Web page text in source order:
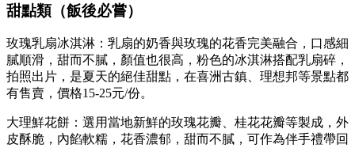
甜點類（飯後必嘗）
玫瑰乳扇冰淇淋：乳扇的奶香與玫瑰的花香完美融合，口感細
膩順滑，甜而不膩，顏值也很高，粉色的冰淇淋搭配乳扇碎，
拍照出片，是夏天的絕佳甜點，在喜洲古鎮、理想邦等景點都
有售賣，價格15-25元/份。
大理鮮花餅：選用當地新鮮的玫瑰花瓣、桂花花瓣等製成，外
皮酥脆，內餡軟糯，花香濃郁，甜而不膩，可作為伴手禮帶回